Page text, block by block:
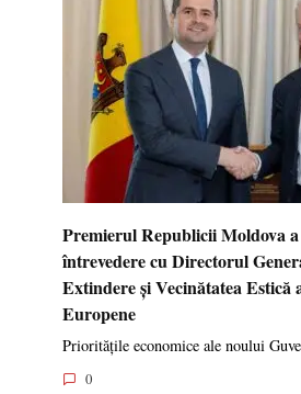
Premierul Republicii Moldova
întrevedere cu Directorul
Extindere și Vecinătatea Estică
Europene
Prioritățile economice ale noului
0